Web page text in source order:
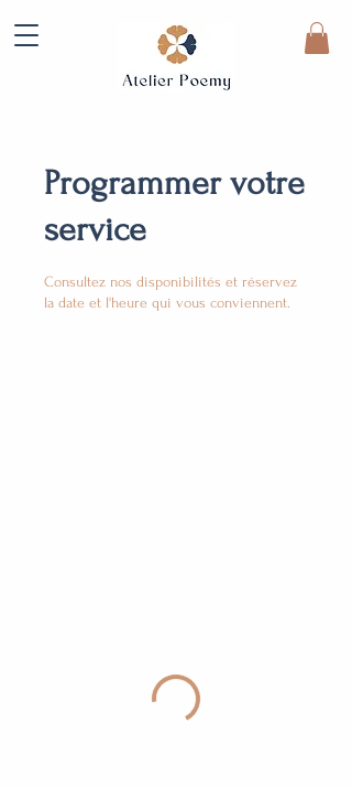
Programmer votre
service
Consultez nos disponibilités et réservez
la date et l'heure qui vous conviennent.